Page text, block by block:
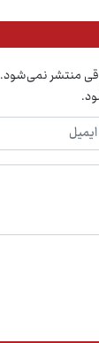
منتشر نمی‌شود.